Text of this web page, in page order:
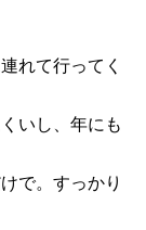
れて行ってく
いし、年にも
で。すっかり